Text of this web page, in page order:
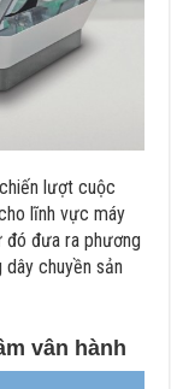
lượt cuộc
lĩnh vực máy
đưa ra phương
chuyền sản
vân hành